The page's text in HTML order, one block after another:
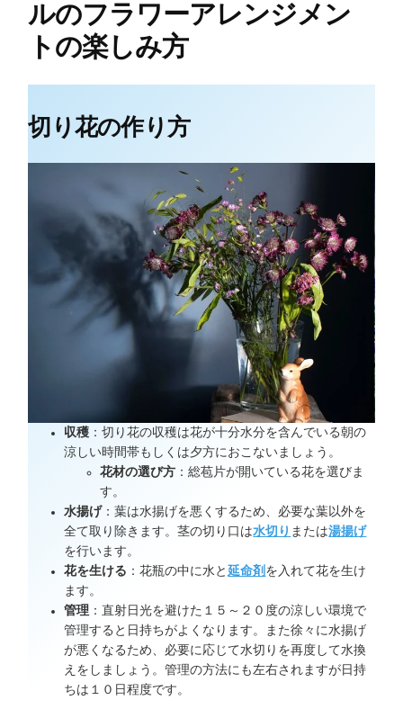
ルのフラワーアレンジメン
トの楽しみ方
切り花の作り方
収穫 ：切り花の収穫は花が十分水分を含んでいる朝の
涼しい時間帯もしくは夕方におこないましょう。
花材の選び方 ：総苞片が開いている花を選びま
す。
水揚げ：葉は水揚げを悪くするため、必要な葉以外を
全て取り除きます。茎の切り口は水切り または湯揚げ
を行います。
花を生ける ：花瓶の中に水と延命剤 を入れて花を生け
ます。
管理 ：直射日光を避けた１５～２０度の涼しい環境で
管理すると日持ちがよくなります。また徐々に水揚げ
が悪くなるため、必要に応じて水切りを再度して水換
えをしましょう。管理の方法にも左右されますが日持
ちは１０日程度です。